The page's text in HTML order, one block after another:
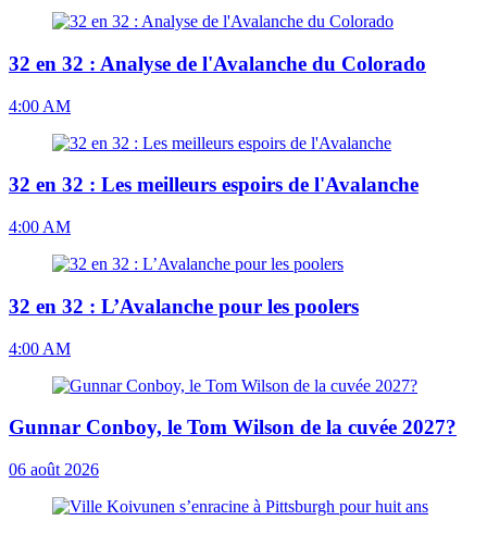
32 en 32 : Analyse de l'Avalanche du Colorado
4:00 AM
32 en 32 : Les meilleurs espoirs de l'Avalanche
4:00 AM
32 en 32 : L’Avalanche pour les poolers
4:00 AM
Gunnar Conboy, le Tom Wilson de la cuvée 2027?
06 août 2026